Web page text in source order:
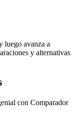
luego avanza a
y alternativas
con Comparador